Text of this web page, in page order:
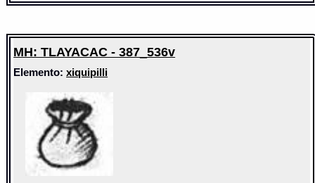
MH: TLAYACAC - 387_536v
Elemento:xiquipilli